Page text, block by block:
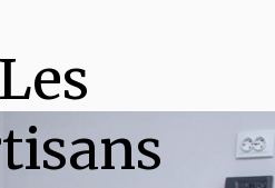
Les